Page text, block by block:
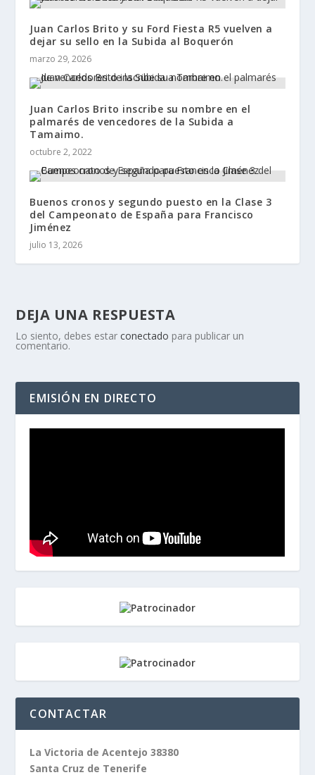
Juan Carlos Brito y su Ford Fiesta R5 vuelven a
dejar su sello en la Subida al Boquerón
marzo 29, 2026
Juan Carlos Brito inscribe su nombre en el
palmarés de vencedores de la Subida a
Tamaimo.
octubre 2, 2022
Buenos cronos y segundo puesto en la Clase 3
del Campeonato de España para Francisco
Jiménez
julio 13, 2026
DEJA UNA RESPUESTA
Lo siento, debes estarconectado para publicar un
comentario.
EMISIÓN EN DIRECTO
CONTACTAR
La Victoria de Acentejo 38380
Santa Cruz de Tenerife